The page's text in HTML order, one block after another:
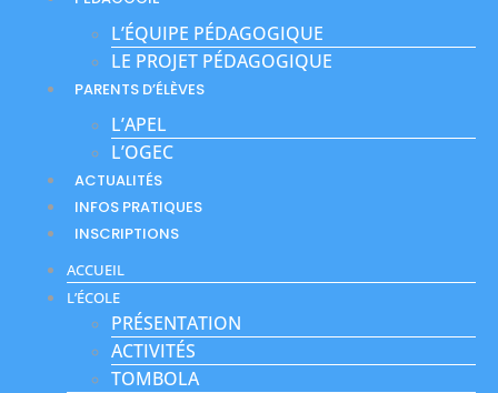
L’ÉQUIPE PÉDAGOGIQUE
LE PROJET PÉDAGOGIQUE
PARENTS D’ÉLÈVES
L’APEL
L’OGEC
ACTUALITÉS
INFOS PRATIQUES
INSCRIPTIONS
ACCUEIL
L’ÉCOLE
PRÉSENTATION
ACTIVITÉS
TOMBOLA